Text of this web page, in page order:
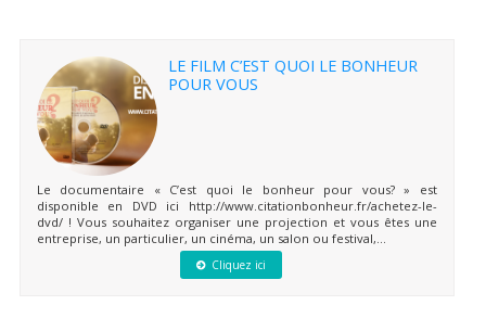
LE FILM C’EST QUOI LE BONHEUR
POUR VOUS
Le documentaire « C’est quoi le bonheur pour vous? » est
disponible en DVD ici http://www.citationbonheur.fr/achetez-le-
dvd/ ! Vous souhaitez organiser une projection et vous êtes une
entreprise, un particulier, un cinéma, un salon ou festival,...
Cliquez ici